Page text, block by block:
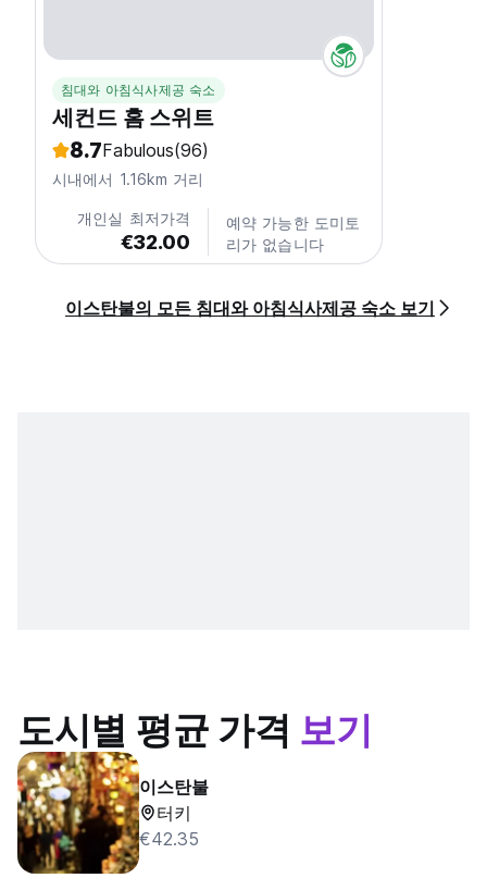
침대와 아침식사제공 숙소
세컨드 홈 스위트
8.7Fabulous(96)
시내에서 1.16km 거리
개인실 최저가격
€32.00
예약 가능한 도미토
리가 없습니다
이스탄불의 모든 침대와 아침식사제공 숙소 보기
도시별 평균 가격 보기
이스탄불
터키
€42.35